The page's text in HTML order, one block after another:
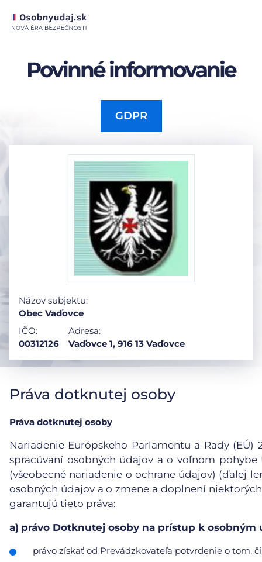
Povinné informovanie
GDPR
Názov subjektu:
Obec Vaďovce
IČO:
00312126
Adresa:
Vaďovce 1, 916 13 Vaďovce
Práva dotknutej osoby
Práva dotknutej osoby
Nariadenie Európskeho Parlamentu a Rady (EÚ)
spracúvaní osobných údajov a o voľnom
(všeobecné nariadenie o ochrane údajov) (ďalej
osobných údajov a o zmene a doplnení
garantujú tieto práva:
a) právo Dotknutej osoby na prístup k osobným
právo získať od Prevádzkovateľa potvrdenie o tom,